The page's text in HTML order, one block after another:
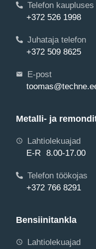
Telefon kaupluses
+372 526 1998
Juhataja telefon
+372 509 8625
E-post
Metalli- ja
Lahtiolekuajad
E-R 8.00-17.00
Telefon töökojas
+372 766 8291
Bensiinitankla
Lahtiolekuajad